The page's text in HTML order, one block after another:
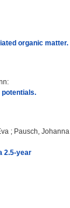
organic matter.
:
potentials.
; Pausch, Johanna
2.5-year